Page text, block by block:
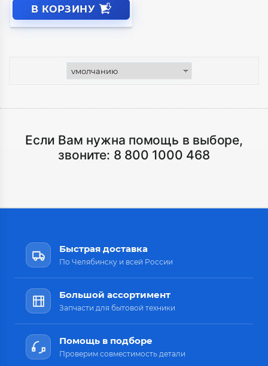
В КОРЗИНУ
Если Вам нужна помощь в выборе,
звоните: 8 800 1000 468
Быстрая доставка
По Челябинску и всей России
Большой ассортимент
Запчасти для бытовой техники
Помощь в подборе
Проверим совместимость детали